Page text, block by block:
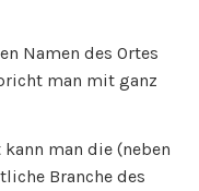
Namen des Ortes
man mit ganz
man die (neben
Branche des